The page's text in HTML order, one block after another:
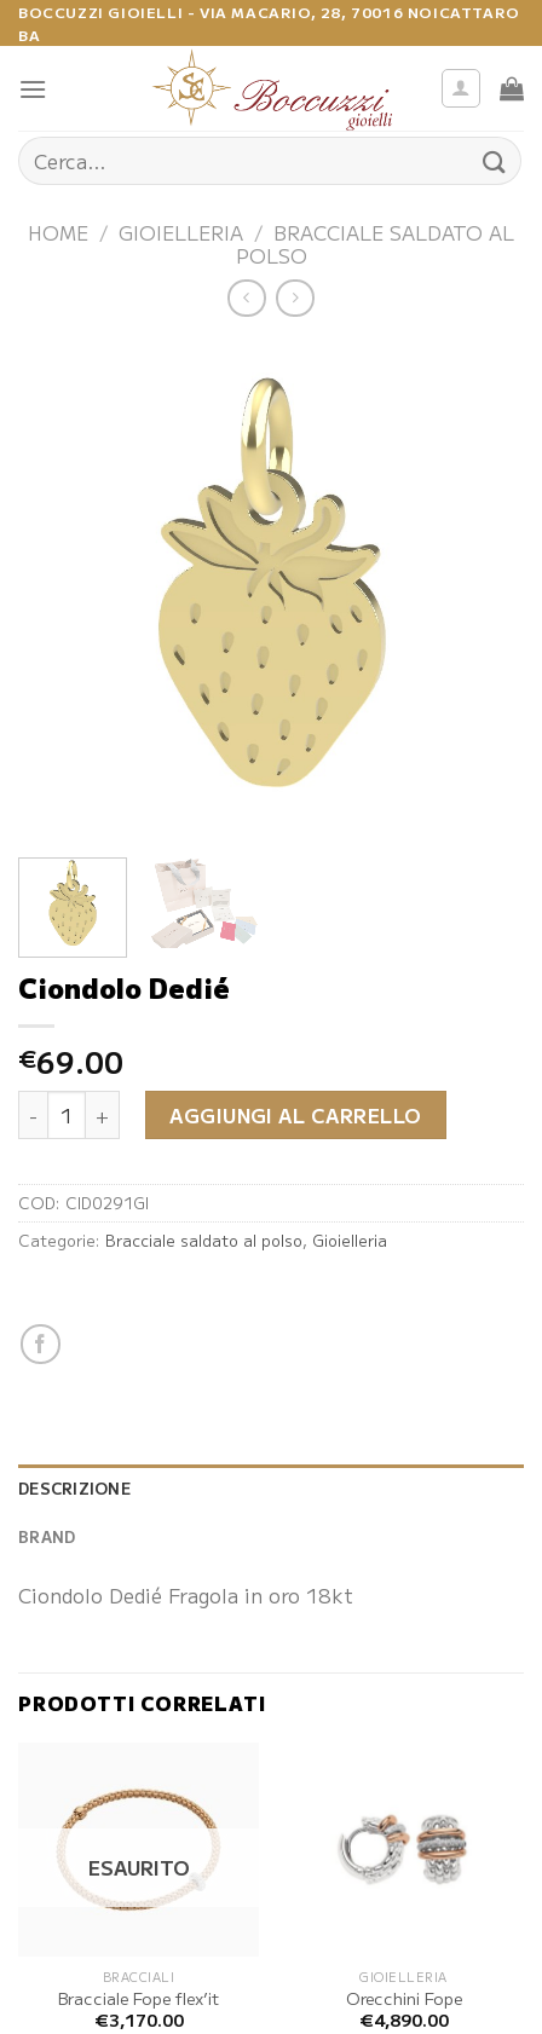
Salta
ai
contenuti
BOCCUZZI GIOIELLI - VIA MACARIO, 28, 70016 NOICATTARO
BA
Cerca:
HOME / GIOIELLERIA / BRACCIALE SALDATO AL
POLSO
Ciondolo Dedié
€69.00
Ciondolo Dedié quantitàAGGIUNGI AL CARRELLO
COD: CID0291GI
Categorie: Bracciale saldato al polso, Gioielleria
DESCRIZIONE
BRAND
Ciondolo Dedié Fragola in oro 18kt
PRODOTTI CORRELATI
ESAURITO
BRACCIALI
Bracciale Fope flex’it
€3,170.00
GIOIELLERIA
Orecchini Fope
€4,890.00